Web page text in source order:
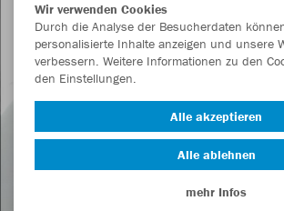
Wir verwenden Cookies
Durch die Analyse der Besucherdaten
personalisierte Inhalte anzeigen und unsere
verbessern. Weitere Informationen zu den
den Einstellungen.
Alle akzeptieren
Alle ablehnen
mehr Infos